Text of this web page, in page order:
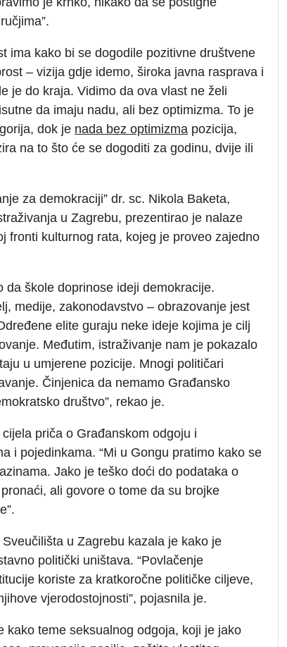
ima kako bi se dogodile pozitivne društvene
– vizija gdje idemo, široka javna rasprava i
je do kraja. Vidimo da ova vlast ne želi
da imaju nadu, ali bez optimizma. To je
dok je nada bez optimizma pozicija,
na to što će se dogoditi za godinu, dvije ili
za demokraciji” dr. sc. Nikola Baketa,
u Zagrebu, prezentirao je nalaze
fronti kulturnog rata, kojeg je proveo zajedno
da škole doprinose ideji demokracije.
medije, zakonodavstvo – obrazovanje jest
elite guraju neke ideje kojima je cilj
Međutim, istraživanje nam je pokazalo
u umjerene pozicije. Mnogi političari
Činjenica da nemamo Građansko
društvo”, rekao je.
priča o Građanskom odgoju i
i pojedinkama. “Mi u Gongu pratimo kako se
Jako je teško doći do podataka o
ali govore o tome da su brojke
u Zagrebu kazala je kako je
politički uništava. “Povlačenje
koriste za kratkoročne političke ciljeve,
vjerodostojnosti”, pojasnila je.
kako teme seksualnog odgoja, koji je jako